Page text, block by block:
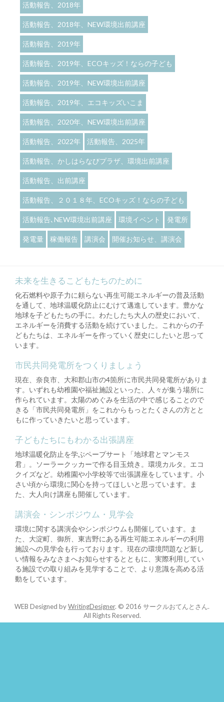
活動報告、2018年
活動報告、2018年、NEW環境出前講座
活動報告、2019年
活動報告、2019年、ECOキッズ！ならの子ども
活動報告、2019年、NEW環境出前講座
活動報告、2019年、エコキッズいこま
活動報告、2020年、NEW環境出前講座
活動報告、2022年 活動報告、2025年
活動報告、かしはらなびプラザ、環境出前講座
活動報告、出前講座
活動報告、２０１８年、ECOキッズ！ならの子ども
活動報告､NEW環境出前講座 環境イベント 発電所
発電量 稼働報告 講演会 開催お知らせ、講演会
未来を生きるこどもたちのために
化石燃料や原子力に頼らない再生可能エネルギーの普及活動
を通して、地球温暖化防止にむけて邁進しています。豊かな
地球を子どもたちの手に。わたしたち大人の歴史において、
エネルギーを消費する活動を続けていました。これからの子
どもたちは、エネルギーを作っていく歴史にしたいと思って
います。
市民共同発電所をつくりましょう
現在、奈良市、大和郡山市の4箇所に市民共同発電所がありま
す。いずれも幼稚園や福祉施設といった、人々が集う場所に
作られています。太陽のめぐみを生活の中で感じることので
きる「市民共同発電所」をこれからもっとたくさんの方とと
もに作っていきたいと思っています。
子どもたちにもわかる出張講座
地球温暖化防止を学ぶペープサート「地球君とマンモス
君」。ソーラークッカーで作る目玉焼き。環境カルタ。エコ
クイズなど。幼稚園や小学校等で出張講座をしています。小
さい頃から環境に関心を持ってほしいと思っています。ま
た、大人向け講座も開催しています。
講演会・シンポジウム・見学会
環境に関する講演会やシンポジウムも開催しています。ま
た、大淀町、御所、東吉野にある再生可能エネルギーの利用
施設への見学会も行っております。現在の環境問題など新し
い情報をみなさまへお知らせするとともに、実際利用してい
る施設での取り組みを見学することで、より意識を高める活
動をしています。
WEB Designed byWritingDesigner. © 2016 サークルおてんとさん.
All Rights Reserved.